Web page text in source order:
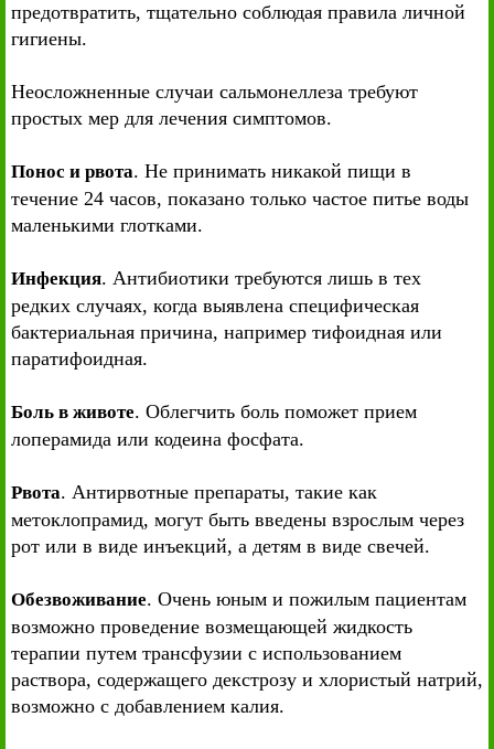
предотвратить, тщательно соблюдая правила личной
гигиены.
Неосложненные случаи сальмонеллеза требуют
простых мер для лечения симптомов.
Понос и рвота. Не принимать никакой пищи в
течение 24 часов, показано только частое питье воды
маленькими глотками.
Инфекция. Антибиотики требуются лишь в тех
редких случаях, когда выявлена специфическая
бактериальная причина, например тифоидная или
паратифоидная.
Боль в животе. Облегчить боль поможет прием
лоперамида или кодеина фосфата.
Рвота. Антирвотные препараты, такие как
метоклопрамид, могут быть введены взрослым через
рот или в виде инъекций, а детям в виде свечей.
Обезвоживание. Очень юным и пожилым пациентам
возможно проведение возмещающей жидкость
терапии путем трансфузии с использованием
раствора, содержащего декстрозу и хлористый натрий,
возможно с добавлением калия.